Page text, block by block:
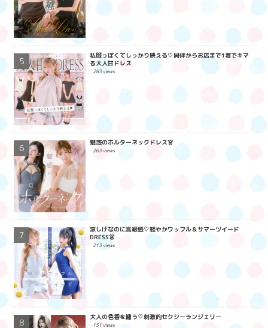
私服っぽくてしっかり映える♡同伴からお店まで1着でキマ
る大人甘ドレス
283 views
魅惑のホルターネックドレス👗
263 views
涼しげなのに高級感♡軽やかワッフル＆サマーツイード
DRESS👗
213 views
大人の色香を纏う♡刺激的セクシーランジェリー
151 views